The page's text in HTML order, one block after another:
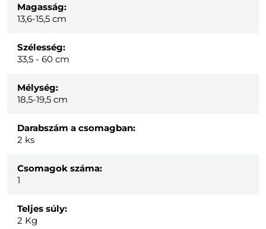
Magasság:
13,6-15,5 cm
Szélesség:
33,5 - 60 cm
Mélység:
18,5-19,5 cm
Darabszám a csomagban:
2 ks
Csomagok száma:
1
Teljes súly:
2 Kg